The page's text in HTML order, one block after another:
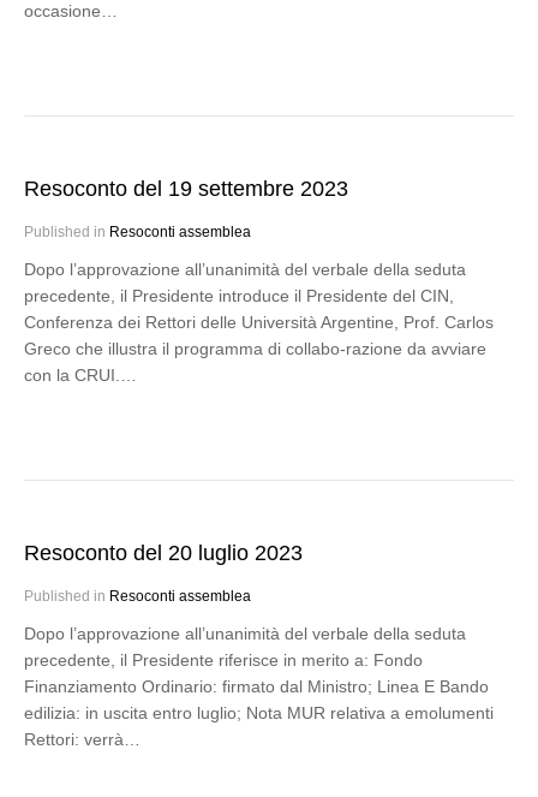
occasione…
Resoconto del 19 settembre 2023
Published in Resoconti assemblea
Dopo l’approvazione all’unanimità del verbale della seduta
precedente, il Presidente introduce il Presidente del CIN,
Conferenza dei Rettori delle Università Argentine, Prof. Carlos
Greco che illustra il programma di collabo-razione da avviare
con la CRUI.…
Resoconto del 20 luglio 2023
Published in Resoconti assemblea
Dopo l’approvazione all’unanimità del verbale della seduta
precedente, il Presidente riferisce in merito a: Fondo
Finanziamento Ordinario: firmato dal Ministro; Linea E Bando
edilizia: in uscita entro luglio; Nota MUR relativa a emolumenti
Rettori: verrà…